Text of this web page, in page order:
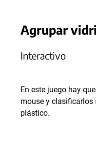
Agrupar
Interactivo
En este juego hay
mouse y clasificarlos
plástico.